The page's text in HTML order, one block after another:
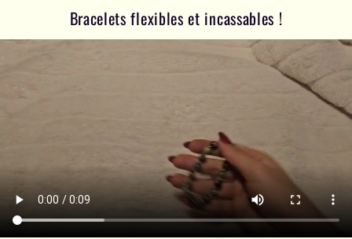
Bracelets flexibles et incassables !